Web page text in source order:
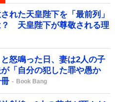
れた天皇陛下を「最前列」
？ 天皇陛下が尊敬される理
と怒鳴った日、妻は2人の子
「自分の犯した罪や愚か
Book Bang